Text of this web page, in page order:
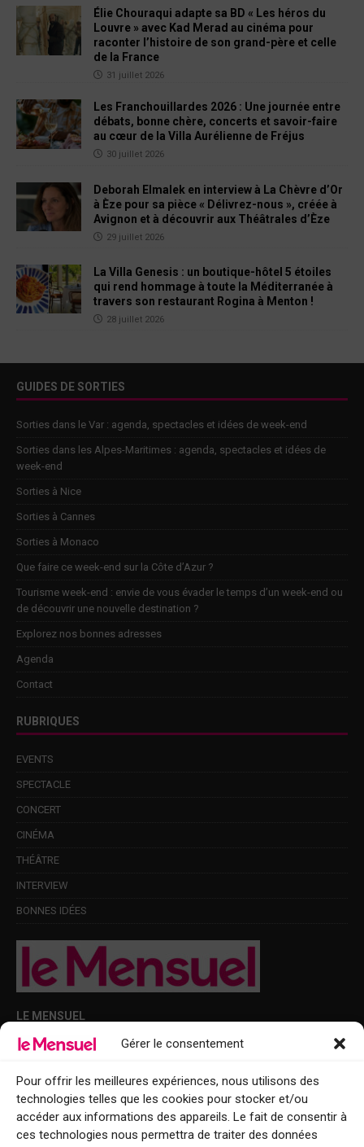
Gérer le consentement
Pour offrir les meilleures expériences, nous utilisons des
technologies telles que les cookies pour stocker et/ou
accéder aux informations des appareils. Le fait de consentir à
ces technologies nous permettra de traiter des données
Élie Chouraqui adapte sa BD « Les héros du
Louvre » avec Kad Merad au cinéma pour
raconter l’histoire de son grand-père et celle
de la France
31 juillet 2026
Les Franchouillardes 2026 : Une journée entre
débats, bonne chère, concerts et savoir-faire
au cœur de la Villa Aurélienne de Fréjus
30 juillet 2026
Deborah Elmalek en interview à La Chèvre d’Or
à Èze pour sa pièce « Délivrez-nous », créée à
Avignon et à découvrir aux Théâtrales d’Èze
29 juillet 2026
La Villa Genesis : un boutique-hôtel 5 étoiles
qui rend hommage à toute la Méditerranée à
travers son restaurant Rogina à Menton !
28 juillet 2026
GUIDES DE SORTIES
Sorties dans le Var : agenda, spectacles et idées de week-end
Sorties dans les Alpes-Maritimes : agenda, spectacles et idées de
week-end
Sorties à Nice
Sorties à Cannes
Sorties à Monaco
Que faire ce week-end sur la Côte d’Azur ?
Tourisme week-end : envie de vous évader le temps d’un week-end ou
de découvrir une nouvelle destination ?
Explorez nos bonnes adresses
Agenda
Contact
RUBRIQUES
EVENTS
SPECTACLE
CONCERT
CINÉMA
THÉÂTRE
INTERVIEW
BONNES IDÉES
LE MENSUEL
Points de diffusion Var et Alpes-Maritimes : oû trouver Le Mensuel ?
Le Mensuel en PDF : consultez le magazine en ligne
Qui sommes-nous ?
BFM Top Sorties